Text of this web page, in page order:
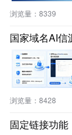
浏览量： 8339
国家域名AI信
浏览量： 8428
固定链接功能